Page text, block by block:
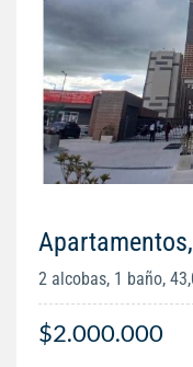
2 alcobas, 1 baño,
$2.000.000